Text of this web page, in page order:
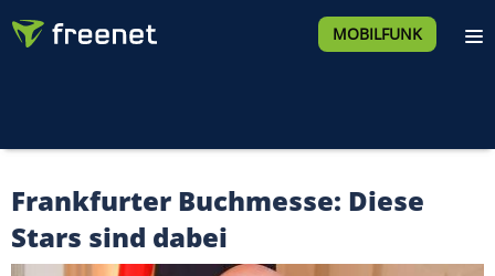
MOBILFUNK
Frankfurter Buchmesse: Diese
Stars sind dabei